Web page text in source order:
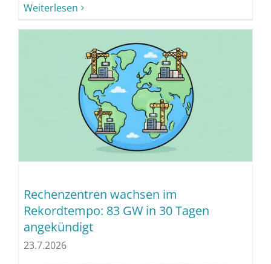
Weiterlesen
Rechenzentren wachsen im
Rekordtempo: 83 GW in 30 Tagen
angekündigt
23.7.2026